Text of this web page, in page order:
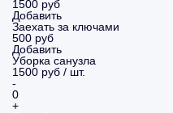
1500 руб
Добавить
Заехать за ключами
500 руб
Добавить
Уборка санузла
1500 руб / шт.
-
0
+